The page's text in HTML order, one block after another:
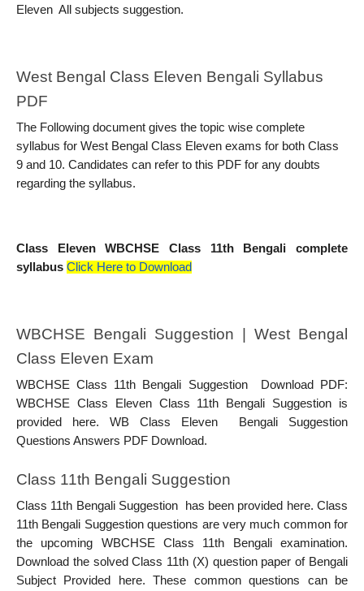
Eleven  All subjects suggestion.
West Bengal Class Eleven Bengali Syllabus
PDF
The Following document gives the topic wise complete
syllabus for West Bengal Class Eleven exams for both Class
9 and 10. Candidates can refer to this PDF for any doubts
regarding the syllabus.
Class Eleven WBCHSE Class 11th Bengali complete
syllabus Click Here to Download
WBCHSE Bengali Suggestion | West Bengal
Class Eleven Exam
WBCHSE Class 11th Bengali Suggestion  Download PDF:
WBCHSE Class Eleven Class 11th Bengali Suggestion is
provided here. WB Class Eleven  Bengali Suggestion
Questions Answers PDF Download.
Class 11th Bengali Suggestion
Class 11th Bengali Suggestion  has been provided here. Class
11th Bengali Suggestion questions are very much common for
the upcoming WBCHSE Class 11th Bengali examination.
Download the solved Class 11th (X) question paper of Bengali
Subject Provided here. These common questions can be